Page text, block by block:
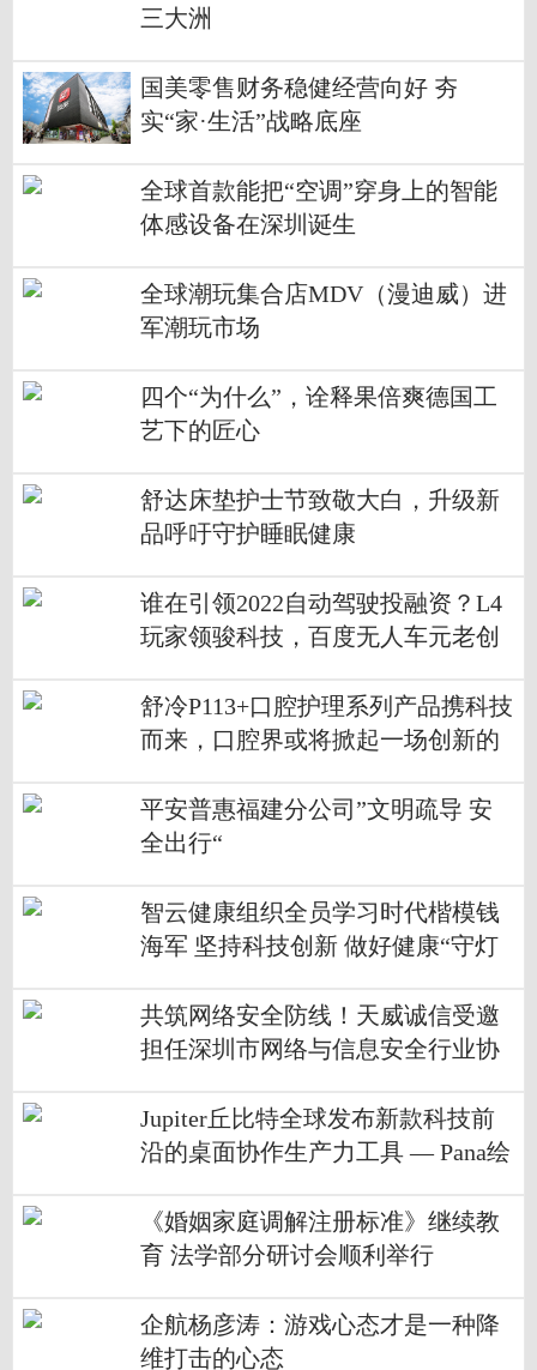
三大洲
国美零售财务稳健经营向好 夯
实“家·生活”战略底座
全球首款能把“空调”穿身上的智能
体感设备在深圳诞生
全球潮玩集合店MDV（漫迪威）进
军潮玩市场
四个“为什么”，诠释果倍爽德国工
艺下的匠心
舒达床垫护士节致敬大白，升级新
品呼吁守护睡眠健康
谁在引领2022自动驾驶投融资？L4
玩家领骏科技，百度无人车元老创
舒冷P113+口腔护理系列产品携科技
而来，口腔界或将掀起一场创新的
平安普惠福建分公司”文明疏导 安
全出行“
智云健康组织全员学习时代楷模钱
海军 坚持科技创新 做好健康“守灯
共筑网络安全防线！天威诚信受邀
担任深圳市网络与信息安全行业协
Jupiter丘比特全球发布新款科技前
沿的桌面协作生产力工具 — Pana绘
《婚姻家庭调解注册标准》继续教
育 法学部分研讨会顺利举行
企航杨彦涛：游戏心态才是一种降
维打击的心态